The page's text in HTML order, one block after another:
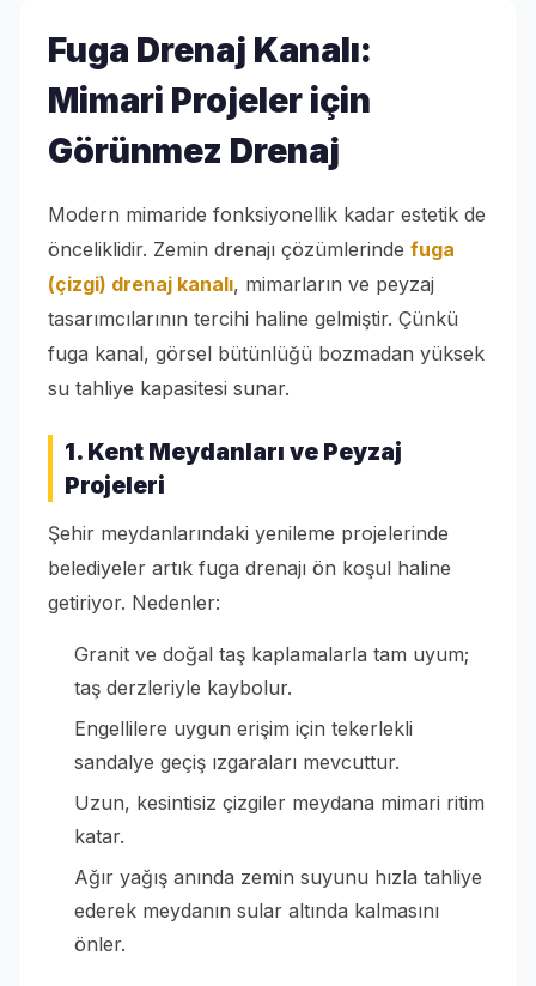
Fuga Drenaj Kanalı:
Mimari Projeler için
Görünmez Drenaj
Modern mimaride fonksiyonellik kadar estetik de
önceliklidir. Zemin drenajı çözümlerinde fuga
(çizgi) drenaj kanalı, mimarların ve peyzaj
tasarımcılarının tercihi haline gelmiştir. Çünkü
fuga kanal, görsel bütünlüğü bozmadan yüksek
su tahliye kapasitesi sunar.
1. Kent Meydanları ve Peyzaj
Projeleri
Şehir meydanlarındaki yenileme projelerinde
belediyeler artık fuga drenajı ön koşul haline
getiriyor. Nedenler:
Granit ve doğal taş kaplamalarla tam uyum;
taş derzleriyle kaybolur.
Engellilere uygun erişim için tekerlekli
sandalye geçiş ızgaraları mevcuttur.
Uzun, kesintisiz çizgiler meydana mimari ritim
katar.
Ağır yağış anında zemin suyunu hızla tahliye
ederek meydanın sular altında kalmasını
önler.